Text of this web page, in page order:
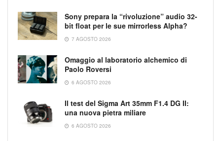
Sony prepara la “rivoluzione” audio 32-
bit float per le sue mirrorless Alpha?
7 AGOSTO 2026
Omaggio al laboratorio alchemico di
Paolo Roversi
6 AGOSTO 2026
Il test del Sigma Art 35mm F1.4 DG II:
una nuova pietra miliare
6 AGOSTO 2026